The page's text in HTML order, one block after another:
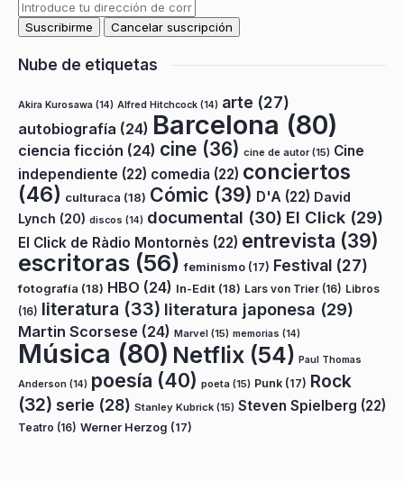
Nube de etiquetas
Akira Kurosawa (14) Alfred Hitchcock (14) arte (27)
autobiografía (24) Barcelona (80)
ciencia ficción (24) cine (36) cine de autor(15) Cine
independiente (22) comedia (22) conciertos
(46) culturaca (18) Cómic (39) D'A (22) David
Lynch (20) discos (14) documental (30) El Click (29)
El Click de Ràdio Montornès (22) entrevista (39)
escritoras (56) feminismo (17) Festival (27)
fotografía (18) HBO (24) In-Edit (18) Lars von Trier (16) Libros
(16) literatura (33) literatura japonesa (29)
Martin Scorsese (24) Marvel (15) memorias (14)
Música (80) Netflix (54) Paul Thomas
Anderson (14) poesía (40) poeta (15) Punk (17) Rock
(32) serie (28) Stanley Kubrick (15) Steven Spielberg (22)
Teatro (16) Werner Herzog (17)